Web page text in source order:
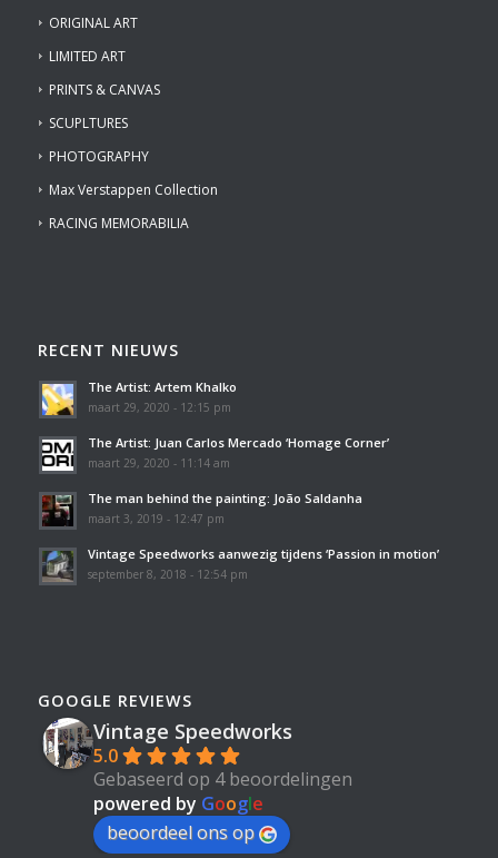
ORIGINAL ART
LIMITED ART
PRINTS & CANVAS
SCUPLTURES
PHOTOGRAPHY
Max Verstappen Collection
RACING MEMORABILIA
RECENT NIEUWS
The Artist: Artem Khalko
maart 29, 2020 - 12:15 pm
The Artist: Juan Carlos Mercado ‘Homage Corner’
maart 29, 2020 - 11:14 am
The man behind the painting: João Saldanha
maart 3, 2019 - 12:47 pm
Vintage Speedworks aanwezig tijdens ‘Passion in motion’
september 8, 2018 - 12:54 pm
GOOGLE REVIEWS
Vintage Speedworks
5.0
Gebaseerd op 4 beoordelingen
powered by Google
beoordeel ons op